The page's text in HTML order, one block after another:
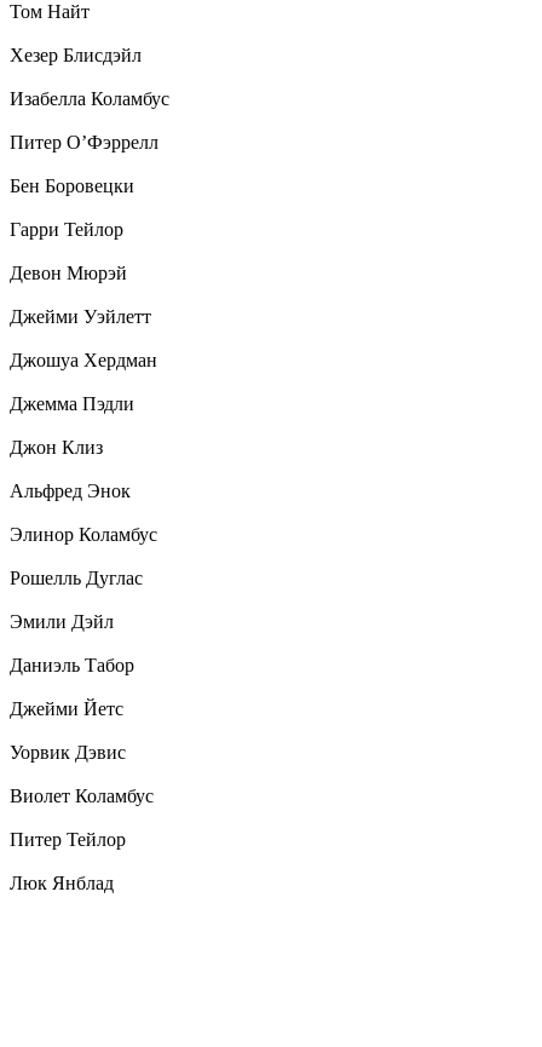
Том Найт
Хезер Блисдэйл
Изабелла Коламбус
Питер О’Фэррелл
Бен Боровецки
Гарри Тейлор
Девон Мюрэй
Джейми Уэйлетт
Джошуа Хердман
Джемма Пэдли
Джон Клиз
Альфред Энок
Элинор Коламбус
Рошелль Дуглас
Эмили Дэйл
Даниэль Табор
Джейми Йетс
Уорвик Дэвис
Виолет Коламбус
Питер Тейлор
Люк Янблад